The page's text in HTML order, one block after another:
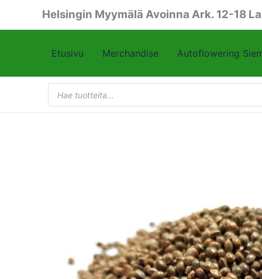
Helsingin Myymälä Avoinna Ark. 12-18
Etusivu Merchandise Autoflowering
Products
search